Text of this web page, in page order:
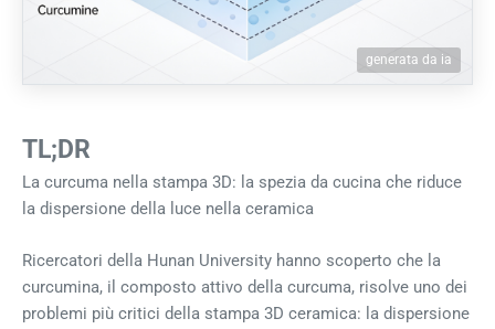
generata da ia
TL;DR
La curcuma nella stampa 3D: la spezia da cucina che riduce
la dispersione della luce nella ceramica
Ricercatori della Hunan University hanno scoperto che la
curcumina, il composto attivo della curcuma, risolve uno dei
problemi più critici della stampa 3D ceramica: la dispersione